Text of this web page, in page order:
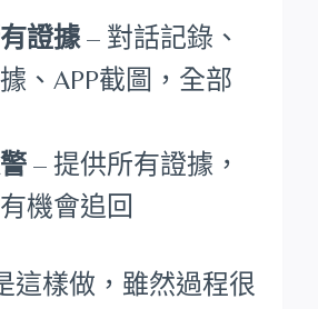
證據 – 對話記錄、
、APP截圖，全部
– 提供所有證據，
機會追回
這樣做，雖然過程很